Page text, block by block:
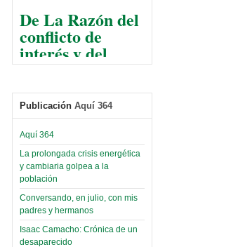
taller de software estadístico en
la UMSA
Sábado, 14 Septiembre 2024
certificados por apoyo al
Séptimo Encuentro de
Sábado, 14 Octubre 2023
Leer Más...
Trabajo Social de la UMSA
volverá a las urnas para elegir a
su directora
Sábado, 14 Octubre 2023
Leer Más...
De La Razón del
conflicto de
interés y del
razonable arte
y esconder la
mano
El Infamatorio
Jueves, 10 Diciembre 2020
Read more...
Infierno Covid
parte VI:
Gabinete de
Áñez se atribuye
Publicación Aquí 364
Aquí 364
La prolongada crisis energética
y cambiaria golpea a la
población
Conversando, en julio, con mis
padres y hermanos
Isaac Camacho: Crónica de un
desaparecido